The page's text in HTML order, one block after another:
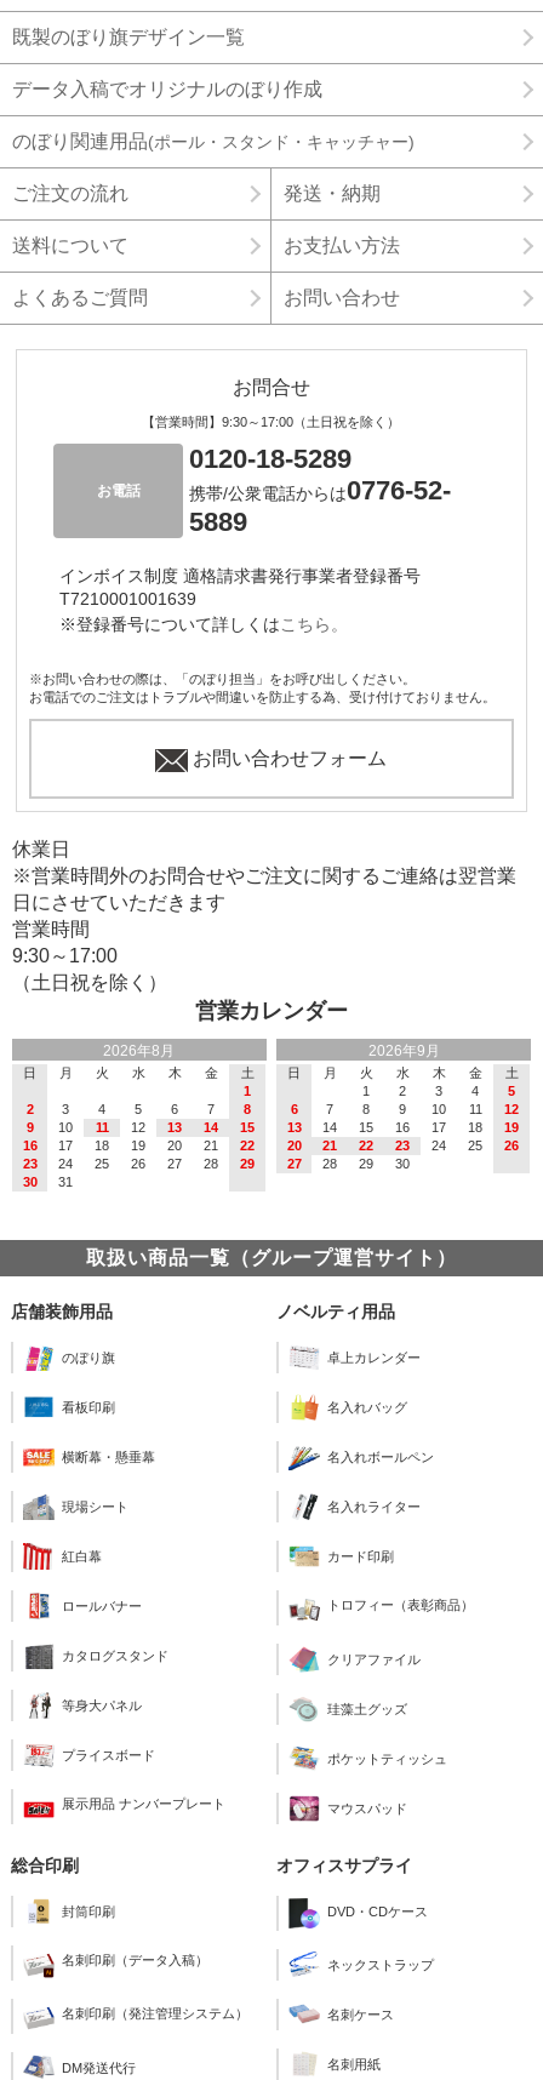
既製のぼり旗デザイン一覧
データ入稿でオリジナルのぼり作成
のぼり関連用品(ポール・スタンド・キャッチャー)
ご注文の流れ 発送・納期
送料について お支払い方法
よくあるご質問 お問い合わせ
お問合せ
【営業時間】9:30～17:00（土日祝を除く）
お電話
0120-18-5289
携帯/公衆電話からは0776-52-
5889
インボイス制度 適格請求書発行事業者登録番号
T7210001001639
※登録番号について詳しくはこちら。
※お問い合わせの際は、「のぼり担当」をお呼び出しください。
お電話でのご注文はトラブルや間違いを防止する為、受け付けておりません。
お問い合わせフォーム
営業カレンダー
2026年8月
日 月 火 水 木 金
土
1
2
3 4 5 6 7
8
9
10 11 12 13 14
15
16
17 18 19 20 21
22
23
24 25 26 27 28
29
30
31
2026年9月
日 月 火 水 木 金
土
1
2 3 4
5
6
7 8 9 10 11
12
13
14 15 16 17 18
19
20
21 22 23 24 25
26
27
28 29 30
休業日
※営業時間外のお問合せやご注文に関するご連絡は翌営業
日にさせていただきます
営業時間
9:30～17:00
（土日祝を除く）
取扱い商品一覧（グループ運営サイト）
店舗装飾用品
のぼり旗
看板印刷
横断幕・懸垂幕
現場シート
紅白幕
ロールバナー
カタログスタンド
等身大パネル
プライスボード
展示用品 ナンバープレート
ノベルティ用品
卓上カレンダー
名入れバッグ
名入れボールペン
名入れライター
カード印刷
トロフィー（表彰商品）
クリアファイル
珪藻土グッズ
ポケットティッシュ
マウスパッド
総合印刷
封筒印刷
名刺印刷（データ入稿）
名刺印刷（発注管理システム）
DM発送代行
オフィスサプライ
DVD・CDケース
ネックストラップ
名刺ケース
名刺用紙